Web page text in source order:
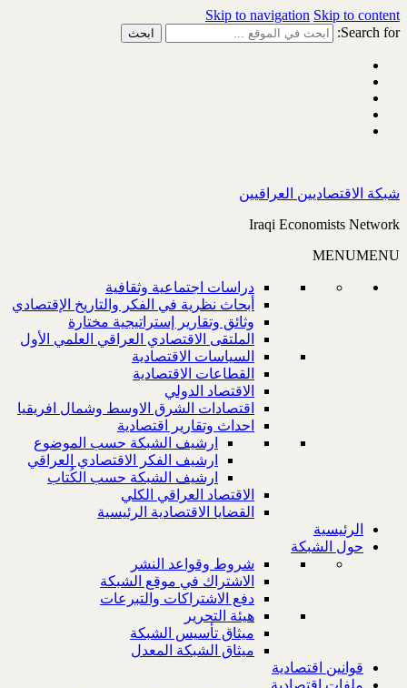
Skip to navigation Skip to content
Search for:
شبكة الاقتصاديين العراقيين
Iraqi Economists Network
MENUMENU
دراسات اجتماعية وثقافية
أبحاث نظرية في الفكر والتاريخ الإقتصادي
وثائق وتقارير إستراتيجية مختارة
الملتقى الاقتصادي العراقي العلمي الأول
السياسات الاقتصادية
القطاعات الاقتصادية
الاقتصاد الدولي
اقتصادات الشرق الاوسط وشمال افريقيا
احداث وتقارير اقتصادية
ارشيف الشبكة حسب الموضوع
ارشيف الفكر الاقتصادي العراقي
ارشيف الشبكة حسب الكُتاب
الاقتصاد العراقي الكلي
القضايا الاقتصادية الرئيسية
الرئيسية
حول الشبكة
شروط وقواعد النشر
الاشتراك في موقع الشبكة
دفع الاشتراكات والتبرعات
هيئة التحرير
ميثاق تأسيس الشبكة
ميثاق الشبكة المعدل
قوانين اقتصادية
ملفات اقتصادية